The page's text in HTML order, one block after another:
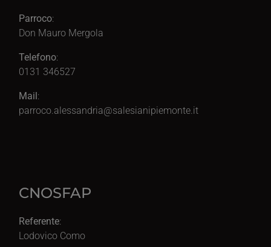
Parroco:
Don Mauro Mergola
Telefono:
0131 346527
Mail:
parroco.alessandria@salesianipiemonte.it
CNOSFAP
Referente:
Lodovico Como